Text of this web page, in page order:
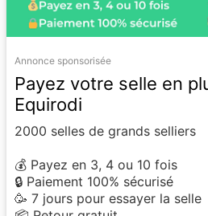
Annonce sponsorisée
Payez votre selle en
Equirodi
2000 selles de grands selliers
💰 Payez en 3, 4 ou 10 fois
🔒 Paiement 100% sécurisé
🥳 7 jours pour essayer la selle